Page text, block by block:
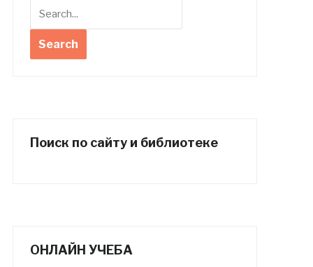
Поиск по сайту и библиотеке
ОНЛАЙН УЧЕБА